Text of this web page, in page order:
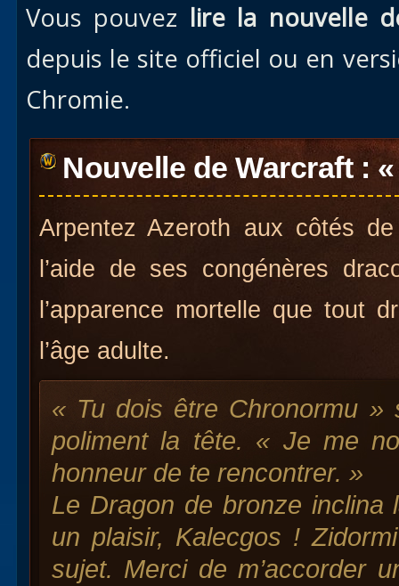
Vous pouvez lire la nouvelle
depuis le site officiel ou en
Chromie.
Nouvelle de Warcraft :
Arpentez Azeroth aux côtés
l’aide de ses congénères
l’apparence mortelle que tout
l’âge adulte.
« Tu dois être Chronormu »
poliment la tête. « Je me
honneur de te rencontrer. »
Le Dragon de bronze inclina
un plaisir, Kalecgos !
sujet. Merci de m’accorder